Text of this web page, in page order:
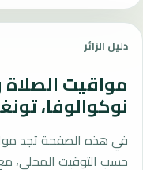
دليل الزائر
مواقيت الصلاة
نوكوالوفا،
في هذه الصفحة تجد